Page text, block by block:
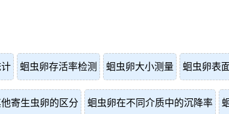
蛔虫卵存活率检测 蛔虫卵大小测量 蛔虫卵表
寄生虫卵的区分 蛔虫卵在不同介质中的沉降率